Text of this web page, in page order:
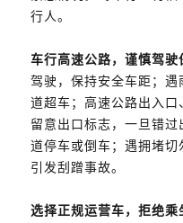
行人。
车行高速公路，谨慎驾驶
驾驶，保持安全车距；
道超车；高速公路出入
留意出口标志，一旦错
道停车或倒车；遇拥堵
引发刮蹭事故。
选择正规运营车，拒绝乘